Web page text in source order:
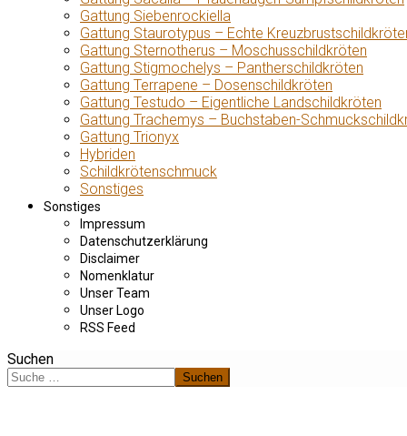
Gattung Siebenrockiella
Gattung Staurotypus – Echte
Gattung Sternotherus – Moschusschildkröten
Gattung Stigmochelys – Pantherschildkröten
Gattung Terrapene – Dosenschildkröten
Gattung Testudo – Eigentliche Landschildkröten
Gattung Trachemys – Buchstaben-
Gattung Trionyx
Hybriden
Schildkrötenschmuck
Sonstiges
Sonstiges
Impressum
Datenschutzerklärung
Disclaimer
Nomenklatur
Unser Team
Unser Logo
RSS Feed
Suchen
Suchen